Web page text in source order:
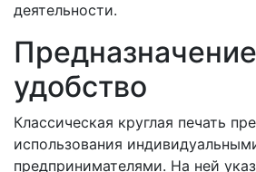
деятельности.
удобство
Классическая круглая печать
использования
предпринимателями. На ней